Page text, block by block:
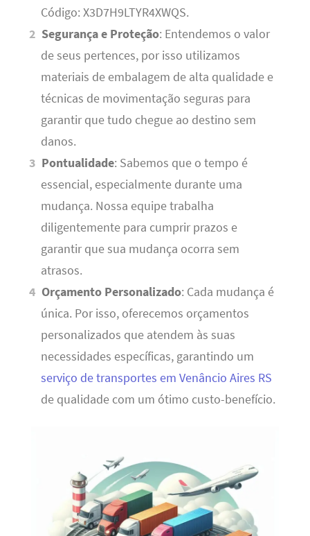
Código: X3D7H9LTYR4XWQS.
Segurança e Proteção: Entendemos o valor
de seus pertences, por isso utilizamos
materiais de embalagem de alta qualidade e
técnicas de movimentação seguras para
garantir que tudo chegue ao destino sem
danos.
Pontualidade: Sabemos que o tempo é
essencial, especialmente durante uma
mudança. Nossa equipe trabalha
diligentemente para cumprir prazos e
garantir que sua mudança ocorra sem
atrasos.
Orçamento Personalizado: Cada mudança é
única. Por isso, oferecemos orçamentos
personalizados que atendem às suas
necessidades específicas, garantindo um
serviço de transportes em Venâncio Aires RS
de qualidade com um ótimo custo-benefício.